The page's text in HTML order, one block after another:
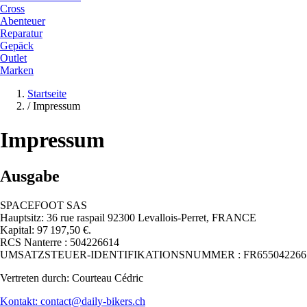
Cross
Abenteuer
Reparatur
Gepäck
Outlet
Marken
Startseite
/ Impressum
Impressum
Ausgabe
SPACEFOOT SAS
Hauptsitz: 36 rue raspail 92300 Levallois-Perret, FRANCE
Kapital: 97 197,50 €.
RCS Nanterre : 504226614
UMSATZSTEUER-IDENTIFIKATIONSNUMMER :
Vertreten durch: Courteau Cédric
Kontakt: contact@daily-bikers.ch